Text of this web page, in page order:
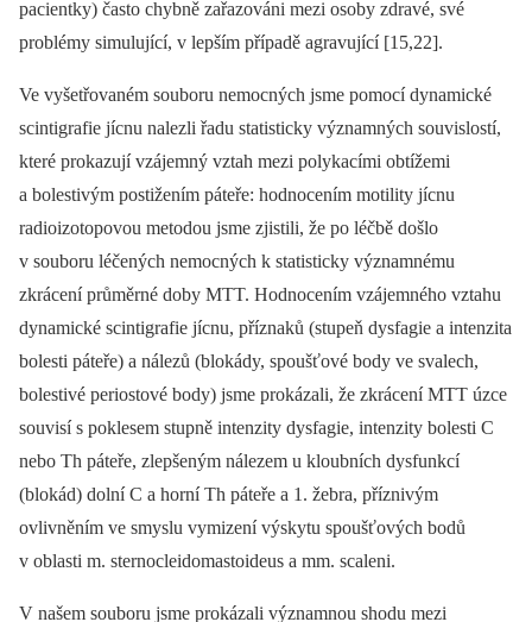
pacientky) často chybně zařazováni mezi osoby zdravé, své
problémy simulující, v lepším případě agravující [15,22].
Ve vyšetřovaném souboru nemocných jsme pomocí dynamické
scintigrafie jícnu nalezli řadu statisticky významných souvislostí,
které prokazují vzájemný vztah mezi polykacími obtížemi
a bolestivým postižením páteře: hodnocením motility jícnu
radioizotopovou metodou jsme zjistili, že po léčbě došlo
v souboru léčených nemocných k statisticky významnému
zkrácení průměrné doby MTT. Hodnocením vzájemného vztahu
dynamické scintigrafie jícnu, příznaků (stupeň dysfagie a intenzita
bolesti páteře) a nálezů (blokády, spoušťové body ve svalech,
bolestivé periostové body) jsme prokázali, že zkrácení MTT úzce
souvisí s poklesem stupně intenzity dysfagie, intenzity bolesti C
nebo Th páteře, zlepšeným nálezem u kloubních dysfunkcí
(blokád) dolní C a horní Th páteře a 1. žebra, příznivým
ovlivněním ve smyslu vymizení výskytu spoušťových bodů
v oblasti m. sternocleidomastoideus a mm. scaleni.
V našem souboru jsme prokázali významnou shodu mezi